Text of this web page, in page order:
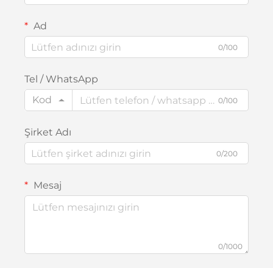
Ad
0/100
Tel / WhatsApp
Kod
0/100
Şirket Adı
0/200
Mesaj
0/1000